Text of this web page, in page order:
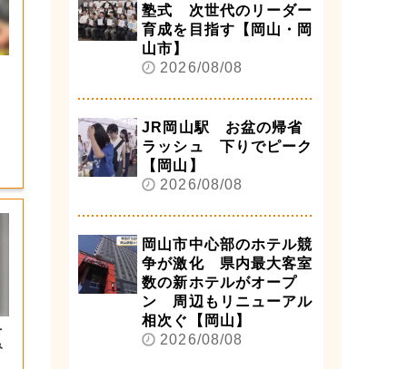
塾式 次世代のリーダー
育成を目指す【岡山・岡
山市】
2026/08/08
JR岡山駅 お盆の帰省
ラッシュ 下りでピーク
【岡山】
2026/08/08
岡山市中心部のホテル競
争が激化 県内最大客室
数の新ホテルがオープ
ン 周辺もリニューアル
相次ぐ【岡山】
2026/08/08